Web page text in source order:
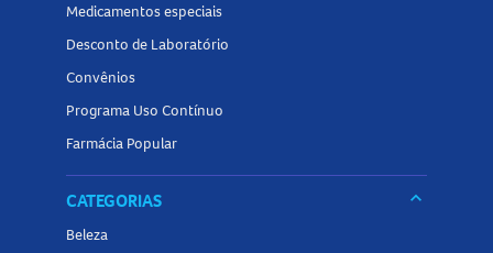
Medicamentos especiais
Desconto de Laboratório
Convênios
Programa Uso Contínuo
Farmácia Popular
CATEGORIAS keyboard_arrow_down
Beleza